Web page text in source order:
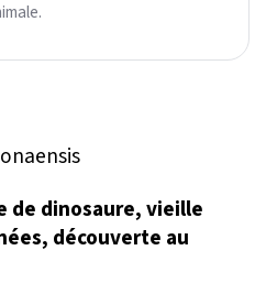
de dinosaure, vieille
découverte au